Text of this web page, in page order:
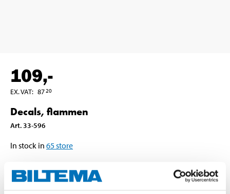
109,-
EX. VAT: 8720
Decals, flammen
Art. 33-596
In stock in 65store